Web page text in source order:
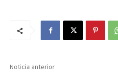
Noticia anterior